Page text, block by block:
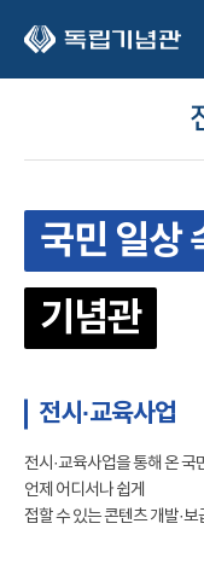
국민 일상
기념관
전시·교육사업
전시·교육사업을 통해 온
언제 어디서나 쉽게
접할 수 있는 콘텐츠 개발·